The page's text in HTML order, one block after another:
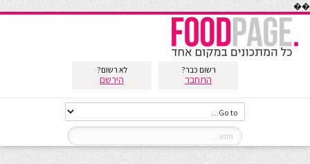
��
רשום כבר?
התחבר
לא רשום?
הירשם